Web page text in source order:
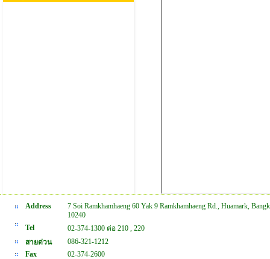
Address
7 Soi Ramkhamhaeng 60 Yak 9 Ramkhamhaeng Rd., Huamark,
10240
Tel
02-374-1300 ต่อ 210 , 220
สายด่วน
086-321-1212
Fax
02-374-2600